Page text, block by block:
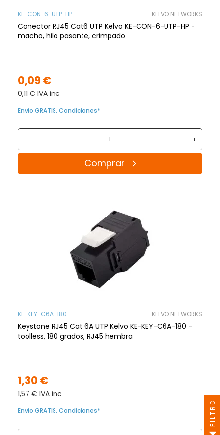
KE-CON-6-UTP-HP KELVO NETWORKS
Conector RJ45 Cat6 UTP Kelvo KE-CON-6-UTP-HP -
macho, hilo pasante, crimpado
0,09 €
0,11 € IVA inc
Envío GRATIS. Condiciones*
- +
Comprar
KE-KEY-C6A-180 KELVO NETWORKS
Keystone RJ45 Cat 6A UTP Kelvo KE-KEY-C6A-180 -
toolless, 180 grados, RJ45 hembra
1,30 €
1,57 € IVA inc
Envío GRATIS. Condiciones* FILTRO